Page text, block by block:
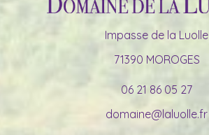
Impasse de la Luolle
71390 MOROGES
06 21 86 05 27
domaine@laluolle.fr